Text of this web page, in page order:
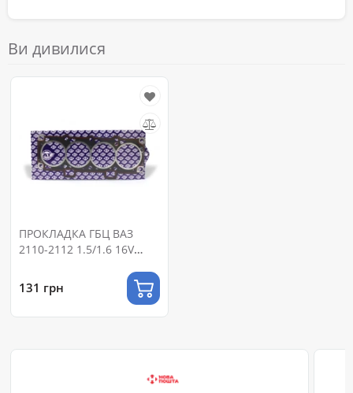
Ви дивилися
ПРОКЛАДКА ГБЦ ВАЗ
2110-2112 1.5/1.6 16V
131 грн